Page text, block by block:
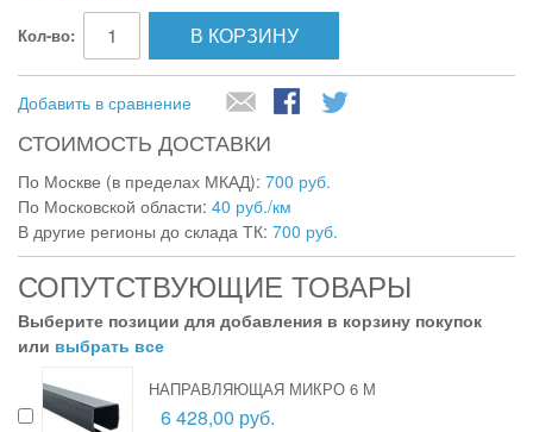
Кол-во: В КОРЗИНУ
Добавить в сравнение
СТОИМОСТЬ ДОСТАВКИ
По Москве (в пределах МКАД): 700 руб.
По Московской области: 40 руб./км
В другие регионы до склада ТК: 700 руб.
СОПУТСТВУЮЩИЕ ТОВАРЫ
Выберите позиции для добавления в корзину покупок
или выбрать все
НАПРАВЛЯЮЩАЯ МИКРО 6 М
6 428,00 руб.